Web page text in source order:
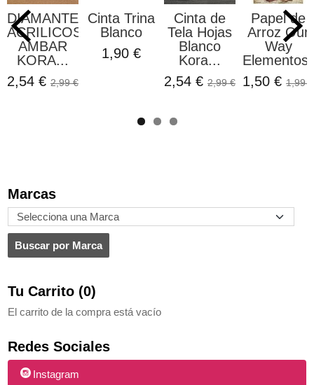
Marcas
Tu Carrito (0)
El carrito de la compra está vacío
Redes Sociales
Instagram
DIAMANTES
ACRILICOS
AMBAR
KORA...
2,54 € 2,99 €
Cinta Trina
Blanco
1,90 €
Cinta de
Tela Hojas
Blanco
Kora...
2,54 € 2,99 €
Papel de
Arroz Our
Way
1,50 € 1,99 €